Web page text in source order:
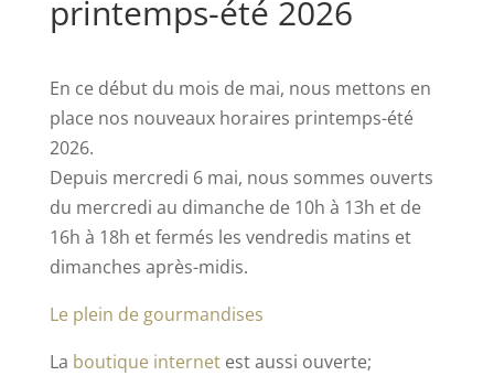
printemps-été 2026
En ce début du mois de mai, nous mettons en
place nos nouveaux horaires printemps-été
2026.
Depuis mercredi 6 mai, nous sommes ouverts
du mercredi au dimanche de 10h à 13h et de
16h à 18h et fermés les vendredis matins et
dimanches après-midis.
Le plein de gourmandises
La boutique internetest aussi ouverte;